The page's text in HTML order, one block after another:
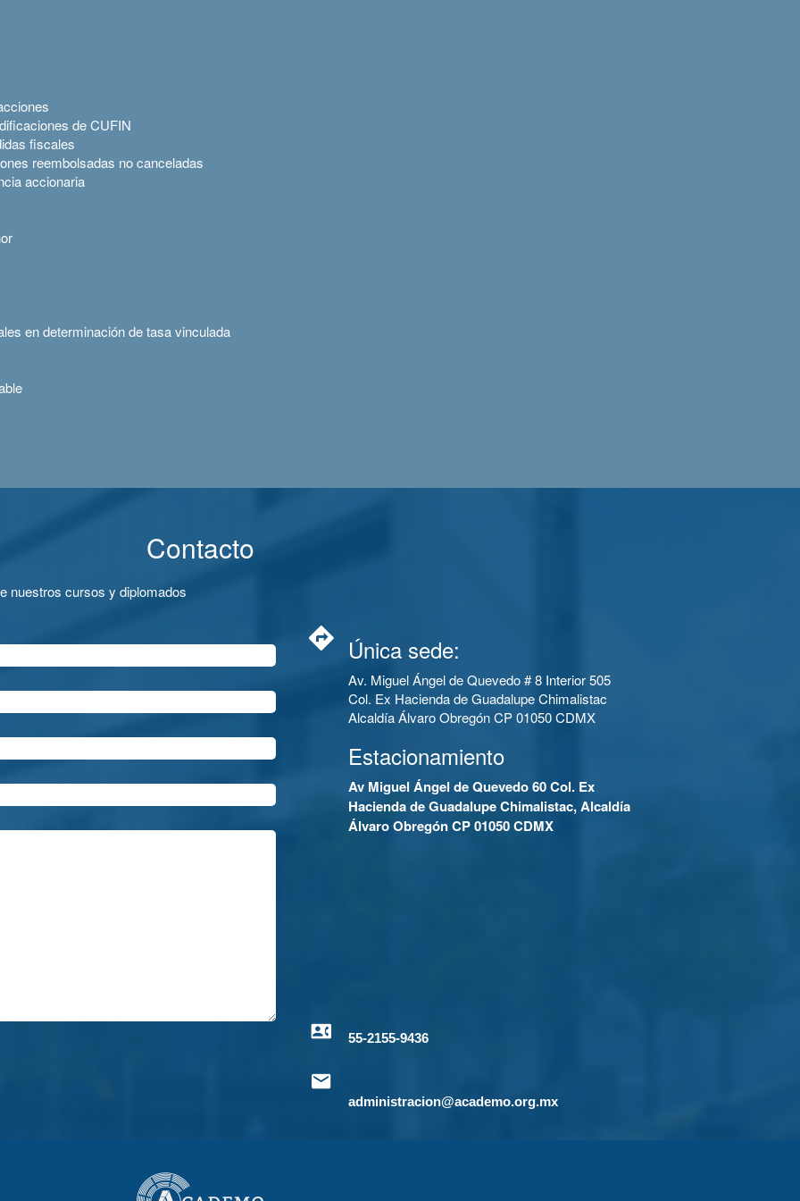
de CUFIN
fiscales
reembolsadas no canceladas
accionaria
en determinación de tasa vinculada
Contacto
nuestros cursos y diplomados
Única sede:
Av. Miguel Ángel de Quevedo # 8 Interior 505
Col. Ex Hacienda de Guadalupe Chimalistac
Alcaldía Álvaro Obregón CP 01050 CDMX
Estacionamiento
Av Miguel Ángel de Quevedo 60 Col. Ex
Hacienda de Guadalupe Chimalistac, Alcaldía
Álvaro Obregón CP 01050 CDMX
55-2155-9436
administracion@academo.org.mx